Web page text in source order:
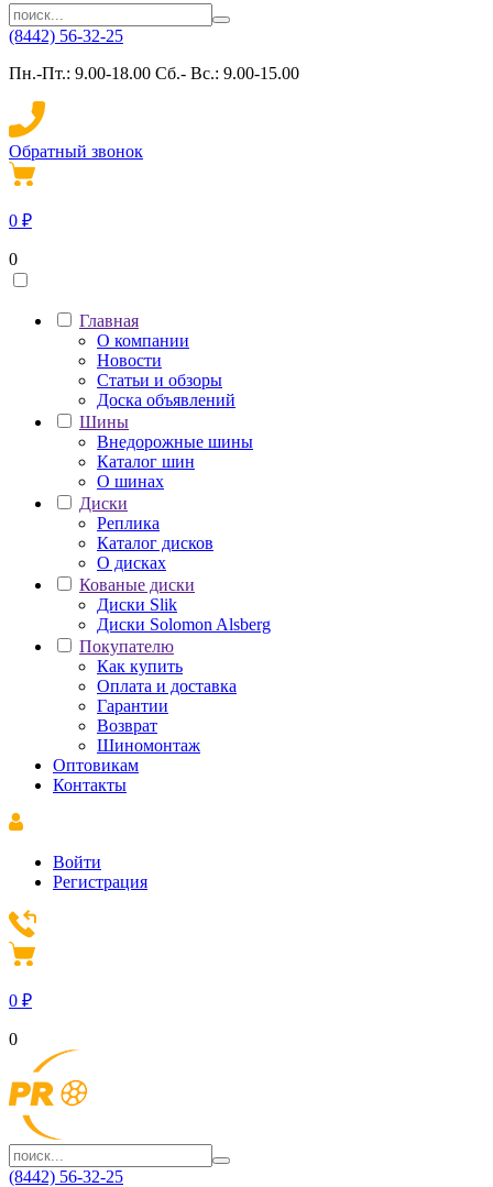
(8442) 56-32-25
Пн.-Пт.: 9.00-18.00 Сб.- Вс.: 9.00-15.00
Обратный звонок
0 ₽
0
Главная
О компании
Новости
Статьи и обзоры
Доска объявлений
Шины
Внедорожные шины
Каталог шин
О шинах
Диски
Реплика
Каталог дисков
О дисках
Кованые диски
Диски Slik
Диски Solomon Alsberg
Покупателю
Как купить
Оплата и доставка
Гарантии
Возврат
Шиномонтаж
Оптовикам
Контакты
Войти
Регистрация
0 ₽
0
(8442) 56-32-25